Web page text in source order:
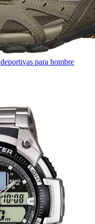
para hombre